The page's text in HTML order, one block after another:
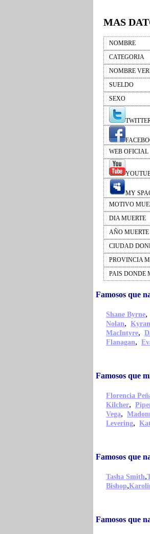
MAS
NOMBRE
CATEGORIA
NOMBRE
SUELDO
SEXO
WEB OFICIAL
MY
MOTIVO
DIA MUERTE
AÑO MUERTE
CIUDAD
PROVINCIA
PAIS DONDE
Famosos que
Shane Byrne,
Nolan,
MacIntyre,
Flanagan,
Famosos que
Florencia
Kilcher,
Vega,
Levering,
Famosos que
Tasha Smith,
Bishop,
Famosos que